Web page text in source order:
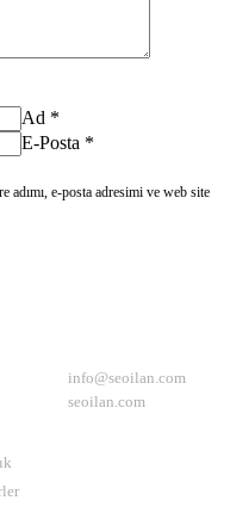
Ad *
E-Posta *
adımı, e-posta adresimi ve web site
info@seoilan.com
seoilan.com